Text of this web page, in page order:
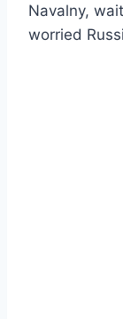
Navalny,
worried